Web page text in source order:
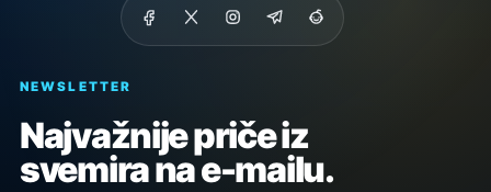
NEWSLETTER
Najvažnije priče iz
svemira na e-mailu.